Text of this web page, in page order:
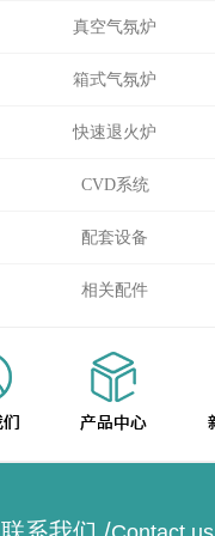
真空气氛炉
箱式气氛炉
快速退火炉
CVD系统
配套设备
相关配件
联系我们 /Contact us